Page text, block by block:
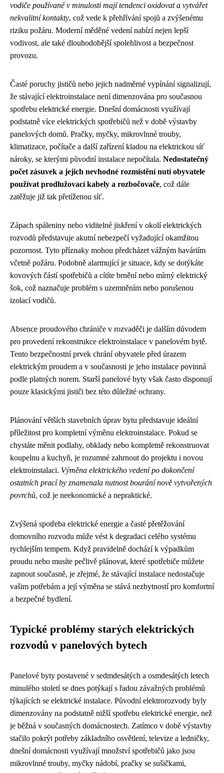
vodiče používané v minulosti mají tendenci oxidovat a vytvářet
nekvalitní kontakty, což vede k přehřívání spojů a zvýšenému
riziku požáru. Moderní měděné vedení nabízí nejen lepší
vodivost, ale také dlouhodobější spolehlivost a bezpečnost
provozu.
Časté poruchy jističů nebo jejich nadměrné vypínání signalizují,
že stávající elektroinstalace není dimenzována pro současnou
spotřebu elektrické energie. Dnešní domácnosti využívají
podstatně více elektrických spotřebičů než v době výstavby
panelových domů. Pračky, myčky, mikrovlnné trouby,
klimatizace, počítače a další zařízení kladou na elektrickou síť
nároky, se kterými původní instalace nepočítala. Nedostatečný
počet zásuvek a jejich nevhodné rozmístění nutí obyvatele
používat prodlužovací kabely a rozbočovače, což dále
zatěžuje již tak přetíženou síť.
Zápach spáleniny nebo viditelné jiskření v okolí elektrických
rozvodů představuje akutní nebezpečí vyžadující okamžitou
pozornost. Tyto příznaky mohou předcházet vážným haváriím
včetně požáru. Podobně alarmující je situace, kdy se dotýkáte
kovových částí spotřebičů a cítíte brnění nebo mírný elektrický
šok, což naznačuje problém s uzemněním nebo porušenou
izolací vodičů.
Absence proudového chrániče v rozvaděči je dalším důvodem
pro provedení rekonstrukce elektroinstalace v panelovém bytě.
Tento bezpečnostní prvek chrání obyvatele před úrazem
elektrickým proudem a v současnosti je jeho instalace povinná
podle platných norem. Starší panelové byty však často disponují
pouze klasickými jističi bez této důležité ochrany.
Plánování větších stavebních úprav bytu představuje ideální
příležitost pro kompletní výměnu elektroinstalace. Pokud se
chystáte měnit podlahy, obklady nebo kompletně rekonstruovat
koupelnu a kuchyň, je rozumné zahrnout do projektu i novou
elektroinstalaci. Výměna elektrického vedení po dokončení
ostatních prací by znamenala nutnost bourání nově vytvořených
povrchů, což je neekonomické a nepraktické.
Zvýšená spotřeba elektrické energie a časté přetěžování
domovního rozvodu může vést k degradaci celého systému
rychlejším tempem. Když pravidelně dochází k výpadkům
proudu nebo musíte pečlivě plánovat, které spotřebiče můžete
zapnout současně, je zřejmé, že stávající instalace nedostačuje
vašim potřebám a její výměna se stává nezbytností pro komfortní
a bezpečné bydlení.
Typické problémy starých elektrických
rozvodů v panelových bytech
Panelové byty postavené v sedmdesátých a osmdesátých letech
minulého století se dnes potýkají s řadou závažných problémů
týkajících se elektrické instalace. Původní elektrorozvody byly
dimenzovány na podstatně nižší spotřebu elektrické energie, než
je běžná v současných domácnostech. Zatímco v době výstavby
stačilo pokrýt potřeby základního osvětlení, televize a ledničky,
dnešní domácnosti využívají množství spotřebičů jako jsou
mikrovlnné trouby, myčky nádobí, pračky se sušičkami,